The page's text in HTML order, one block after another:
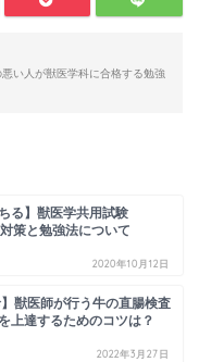
い人が獣医学科に合格する勉強
る】獣医学共用試験
策と勉強法について
2020年10月12日
】獣医師が行う牛の直腸検査
上達するためのコツは？
2022年3月27日